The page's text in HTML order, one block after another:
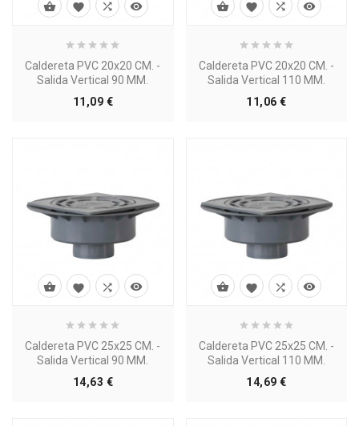
Caldereta PVC 20x20 CM. -
Salida Vertical 90 MM.
11,09 €Precio
   
Caldereta PVC 20x20 CM. -
Salida Vertical 110 MM.
11,06 €Precio
   
Caldereta PVC 25x25 CM. -
Salida Vertical 90 MM.
14,63 €Precio
   
Caldereta PVC 25x25 CM. -
Salida Vertical 110 MM.
14,69 €Precio
   